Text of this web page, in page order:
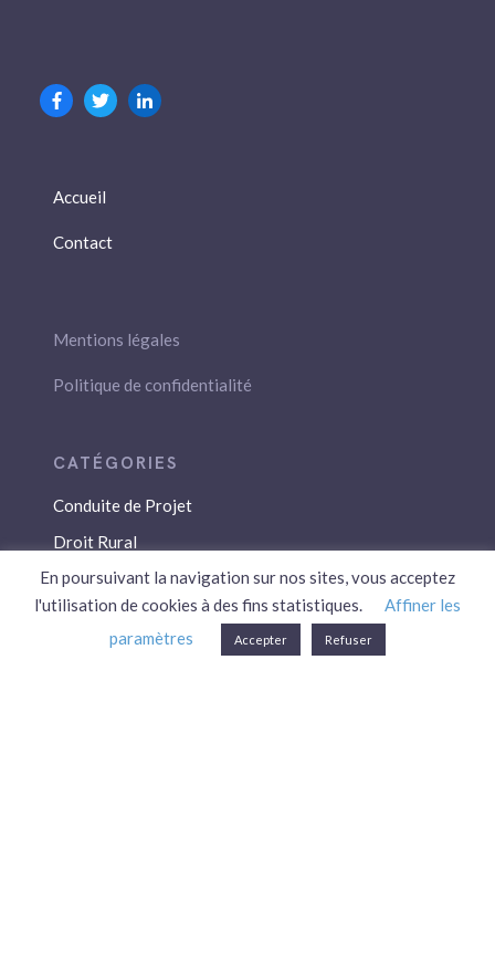
Accueil
Contact
Mentions légales
Politique de confidentialité
Conduite de Projet
Droit Rural
Droit Social
Économie / Gestion
Environnement
En poursuivant la navigation sur nos sites, vous acceptez
l'utilisation de cookies à des fins statistiques.
Affiner les
paramètres
Accepter Refuser